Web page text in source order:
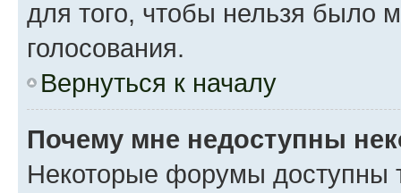
для того, чтобы нельзя было
голосования.
Вернуться к началу
Почему мне недоступны
Некоторые форумы доступны